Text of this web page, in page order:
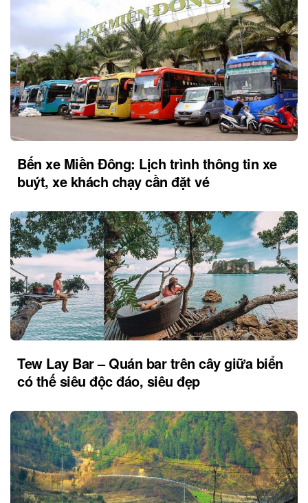
Bến xe Miền Đông: Lịch trình thông tin xe
buýt, xe khách chạy cần đặt vé
Tew Lay Bar – Quán bar trên cây giữa biển
có thế siêu độc đáo, siêu đẹp